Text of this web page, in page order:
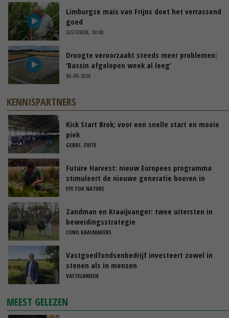
Limburgse mais van Frijns doet het verrassend
goed
GISTEREN, 10:00
Droogte veroorzaakt steeds meer problemen:
‘Bassin afgelopen week al leeg’
06-08-2026
KENNISPARTNERS
Kick Start Brok; voor een snelle start en mooie
piek
GEBRS. FUITE
Future Harvest: nieuw Europees programma
stimuleert de nieuwe generatie boeren in
Nederland
EYE FOR NATURE
Zandman en Kraaijvanger: twee uitersten in
beweidingsstrategie
CONO KAASMAKERS
Vastgoedfondsenbedrijf investeert zowel in
stenen als in mensen
VASTELANDEN
MEEST GELEZEN